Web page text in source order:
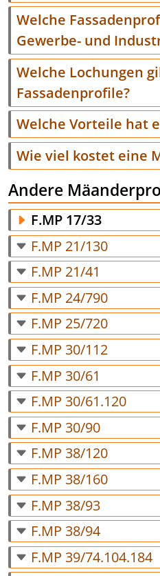
Welche
Gewerbe- und
Welche Lochungen
Fassadenprofile?
Welche Vorteile hat
Wie viel kostet eine
Andere
F.MP 17/33
F.MP 21/130
F.MP 21/41
F.MP 24/790
F.MP 25/720
F.MP 30/112
F.MP 30/61
F.MP 30/61.120
F.MP 30/90
F.MP 38/120
F.MP 38/160
F.MP 38/93
F.MP 38/94
F.MP 39/74.104.184